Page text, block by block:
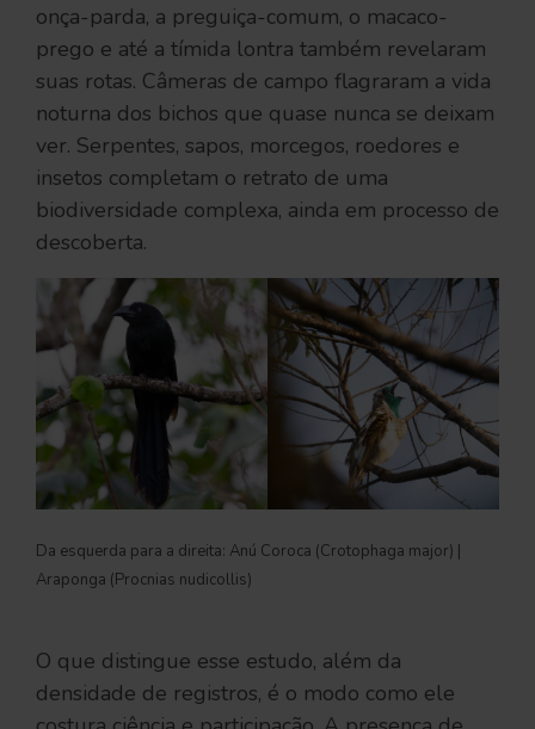
onça-parda, a preguiça-comum, o macaco-
prego e até a tímida lontra também revelaram
suas rotas. Câmeras de campo flagraram a vida
noturna dos bichos que quase nunca se deixam
ver. Serpentes, sapos, morcegos, roedores e
insetos completam o retrato de uma
biodiversidade complexa, ainda em processo de
descoberta.
Da esquerda para a direita: Anú Coroca (Crotophaga major) |
Araponga (Procnias nudicollis)
O que distingue esse estudo, além da
densidade de registros, é o modo como ele